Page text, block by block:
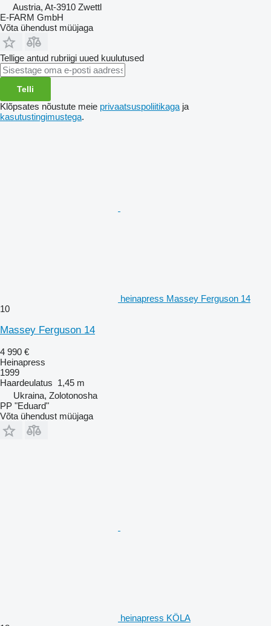
Austria, At-3910 Zwettl
E-FARM GmbH
Võta ühendust müüjaga
Tellige antud rubriigi uued kuulutused
Telli
Klõpsates nõustute meie privaatsuspoliitikaga ja
kasutustingimustega.
heinapress Massey Ferguson 14
10
Massey Ferguson 14
4 990 €
Heinapress
1999
Haardeulatus 1,45 m
Ukraina, Zolotonosha
PP "Eduard"
Võta ühendust müüjaga
heinapress KÖLA